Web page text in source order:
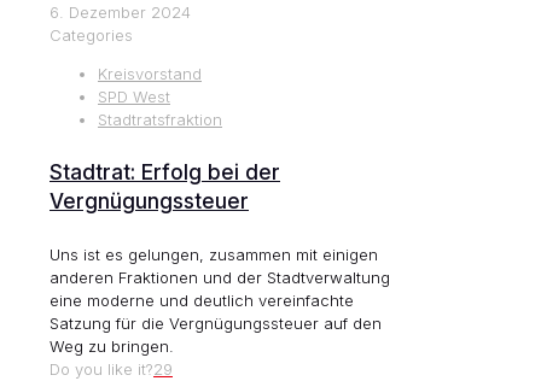
6. Dezember 2024
Categories
Kreisvorstand
SPD West
Stadtratsfraktion
Stadtrat: Erfolg bei der
Vergnügungssteuer
Uns ist es gelungen, zusammen mit einigen
anderen Fraktionen und der Stadtverwaltung
eine moderne und deutlich vereinfachte
Satzung für die Vergnügungssteuer auf den
Weg zu bringen.
Do you like it?29